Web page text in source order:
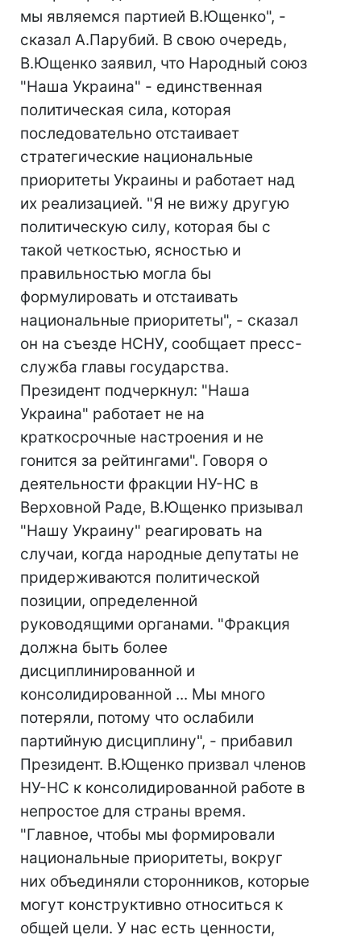
мы являемся партией В.Ющенко", -
сказал А.Парубий. В свою очередь,
В.Ющенко заявил, что Народный союз
"Наша Украина" - единственная
политическая сила, которая
последовательно отстаивает
стратегические национальные
приоритеты Украины и работает над
их реализацией. "Я не вижу другую
политическую силу, которая бы с
такой четкостью, ясностью и
правильностью могла бы
формулировать и отстаивать
национальные приоритеты", - сказал
он на съезде НСНУ, сообщает пресс-
служба главы государства.
Президент подчеркнул: "Наша
Украина" работает не на
краткосрочные настроения и не
гонится за рейтингами". Говоря о
деятельности фракции НУ-НС в
Верховной Раде, В.Ющенко призывал
"Нашу Украину" реагировать на
случаи, когда народные депутаты не
придерживаются политической
позиции, определенной
руководящими органами. "Фракция
должна быть более
дисциплинированной и
консолидированной ... Мы много
потеряли, потому что ослабили
партийную дисциплину", - прибавил
Президент. В.Ющенко призвал членов
НУ-НС к консолидированной работе в
непростое для страны время.
"Главное, чтобы мы формировали
национальные приоритеты, вокруг
них объединяли сторонников, которые
могут конструктивно относиться к
общей цели. У нас есть ценности,